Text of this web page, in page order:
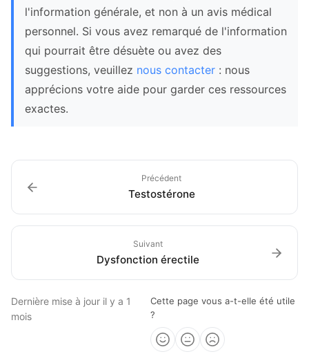
l'information générale, et non à un avis médical
personnel. Si vous avez remarqué de l'information
qui pourrait être désuète ou avez des
suggestions, veuillez nous contacter : nous
apprécions votre aide pour garder ces ressources
exactes.
Précédent
Testostérone
Suivant
Dysfonction érectile
Dernière mise à jour il y a 1
mois
Cette page vous a-t-elle été utile
?